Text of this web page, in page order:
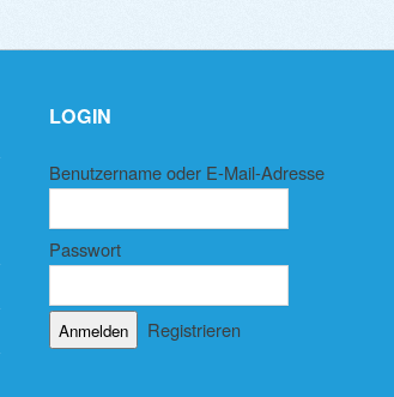
LOGIN
Benutzername oder E-Mail-Adresse
Passwort
Registrieren